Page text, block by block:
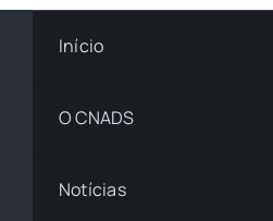
Início
O CNADS
Notícias